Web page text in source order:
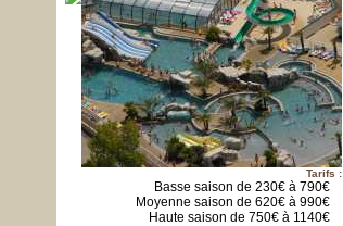
Tarifs :
Basse saison de 230€ à 790€
Moyenne saison de 620€ à 990€
Haute saison de 750€ à 1140€